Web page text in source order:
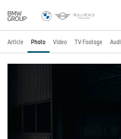
Article Photo Video TV Footage